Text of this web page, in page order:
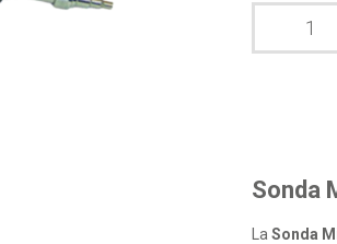
Sonda
La Sonda